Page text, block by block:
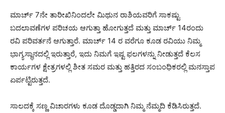
ಮಾರ್ಚ್ 7ನೇ ತಾರೀಖಿನಿಂದಲೇ ಮಿಥುನ ರಾಶಿಯವರಿಗೆ ಸಾಕಷ್ಟು
ಬದಲಾವಣೆಗಳ ಪರಿಚಯ ಆಗುತ್ತಾ ಹೋಗುತ್ತದೆ ಮತ್ತು ಮಾರ್ಚ್ 14ರಂದು
ರವಿ ಪರಿವರ್ತನೆ ಆಗುತ್ತಾರೆ. ಮಾರ್ಚ್ 14 ರ ವರೆಗೂ ಕೂಡ ರವಿಯು ನಿಮ್ಮ
ಭಾಗ್ಯಸ್ಥಾನದಲ್ಲಿ ಇರುತ್ತಾರೆ, ಇದು ನಿಮಗೆ ಇಷ್ಟ ಫಲಗಳನ್ನು ನೀಡುತ್ತದೆ ಕೆಲಸ
ಕಾರ್ಯಗಳ ಕ್ಷೇತ್ರಗಳಲ್ಲಿ ಶೀತ ಸಮರ ಮತ್ತು ಹತ್ತಿರದ ಸಂಬಂಧಿಕರಲ್ಲಿ ಮನಸ್ತಾಪ
ಏರ್ಪಟ್ಟಿರುತ್ತದೆ.
ಸಾಲದಕ್ಕೆ ಸಣ್ಣ ವಿಚಾರಗಳು ಕೂಡ ದೊಡ್ಡದಾಗಿ ನಿಮ್ಮ ನೆಮ್ಮದಿ ಕೆಡಿಸಿರುತ್ತದೆ.